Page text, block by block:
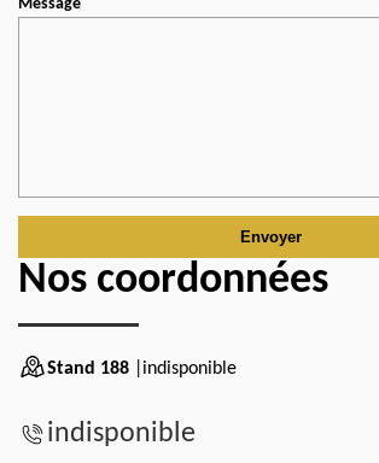
Message
Nos coordonnées
Stand 188 |indisponible
indisponible